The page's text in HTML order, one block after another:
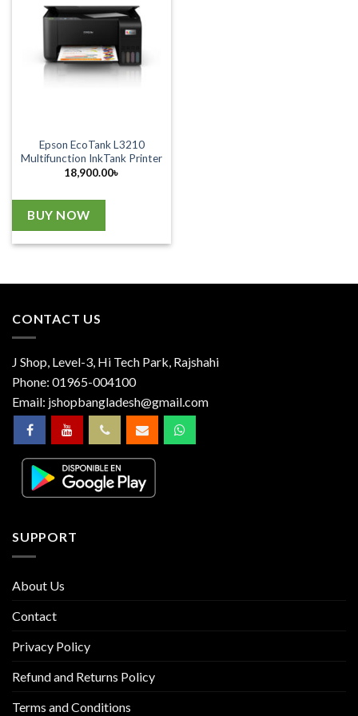
Epson EcoTank L3210
Multifunction InkTank Printer
18,900.00৳
BUY NOW
CONTACT US
J Shop, Level-3, Hi Tech Park, Rajshahi
Phone: 01965-004100
Email: jshopbangladesh@gmail.com
SUPPORT
About Us
Contact
Privacy Policy
Refund and Returns Policy
Terms and Conditions